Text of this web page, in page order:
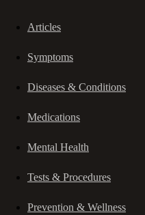
Articles
Symptoms
Diseases & Conditions
Medications
Mental Health
Tests & Procedures
Prevention & Wellness